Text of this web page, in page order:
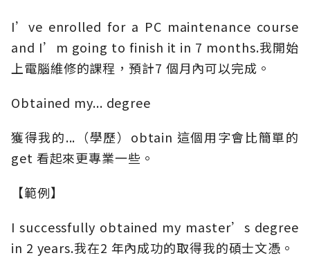
I’ve enrolled for a PC maintenance course
and I’m going to finish it in 7 months.我開始
上電腦維修的課程，預計7 個月內可以完成。
Obtained my... degree
獲得我的...（學歷）obtain 這個用字會比簡單的
get 看起來更專業一些。
【範例】
I successfully obtained my master’s degree
in 2 years.我在2 年內成功的取得我的碩士文憑。